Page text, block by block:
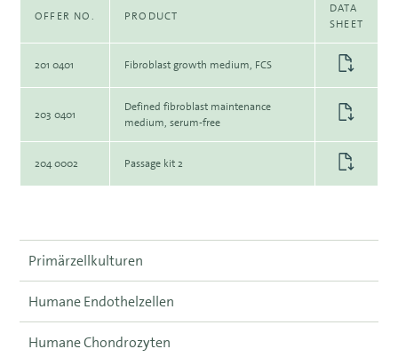
OFFER NO. PRODUCT
DATA
SHEET
201 0401 Fibroblast growth medium, FCS
203 0401
Defined fibroblast maintenance
medium, serum-free
204 0002 Passage kit 2
Primärzellkulturen
Humane Endothelzellen
Humane Chondrozyten